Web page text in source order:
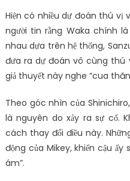
Hiện có nhiều dự đoán thú vị
người tin rằng Waka chính
nhau dựa trên hệ thống,
đưa ra dự đoán vô cùng thú
giả thuyết này nghe “cua
Theo góc nhìn của
là nguyên do xảy ra sự cố.
cách thay đổi điều này.
động của Mikey, khiến cậu ấy
ám”.